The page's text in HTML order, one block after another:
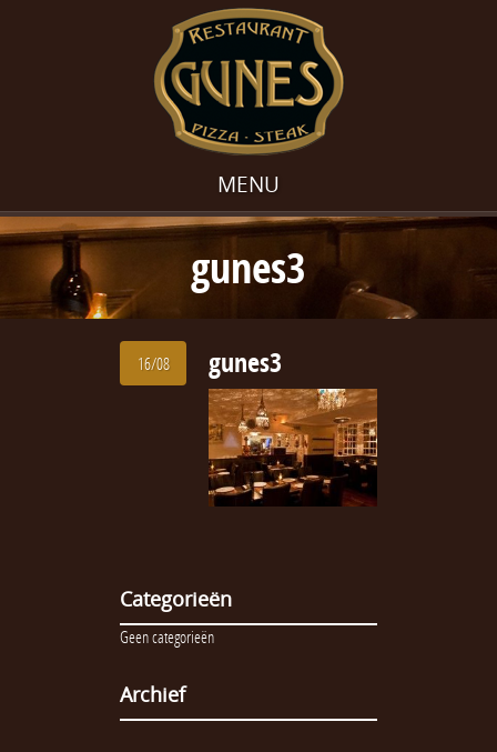
MENU
gunes3
16/08 gunes3
Categorieën
Geen categorieën
Archief